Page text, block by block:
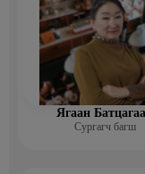
Ягаан
Сургагч багш